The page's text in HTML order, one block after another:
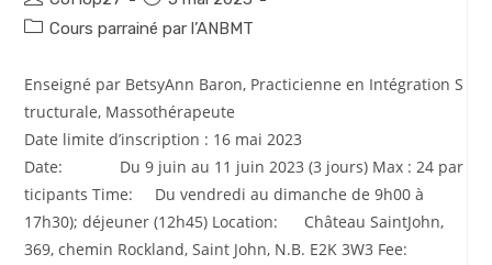
Cours parrainé par l’ANBMT
Enseigné par BetsyAnn Baron, Practicienne en Intégration S
tructurale, Massothérapeute
Date limite d’inscription : 16 mai 2023
Date: Du 9 juin au 11 juin 2023 (3 jours) Max : 24 par
ticipants Time: Du vendredi au dimanche de 9h00 à
17h30); déjeuner (12h45) Location: Château SaintJohn,
369, chemin Rockland, Saint John, N.B. E2K 3W3 Fee: